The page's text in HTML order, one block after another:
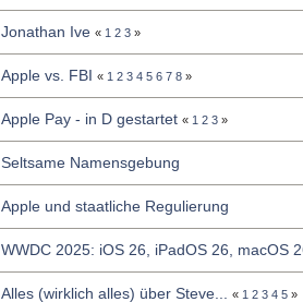
Jonathan Ive « 1 2 3 »
Apple vs. FBI « 1 2 3 4 5 6 7 8 »
Apple Pay - in D gestartet « 1 2 3 »
Seltsame Namensgebung
Apple und staatliche Regulierung
WWDC 2025: iOS 26, iPadOS 26, macOS
Alles (wirklich alles) über Steve... « 1 2 3 4 5 »